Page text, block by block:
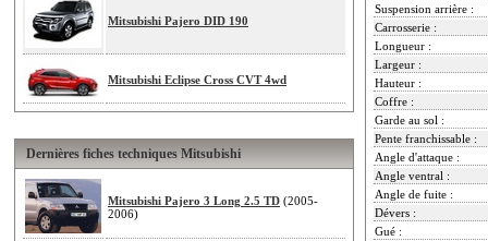
Mitsubishi Pajero DID 190
Mitsubishi Eclipse Cross CVT 4wd
Dernières fiches techniques Mitsubishi
Mitsubishi Pajero 3 Long 2.5 TD (2005-
2006)
Suspension arrière :
Carrosserie :
Longueur :
Largeur :
Hauteur :
Coffre :
Garde au sol :
Pente franchissable :
Angle d'attaque :
Angle ventral :
Angle de fuite :
Dévers :
Gué :